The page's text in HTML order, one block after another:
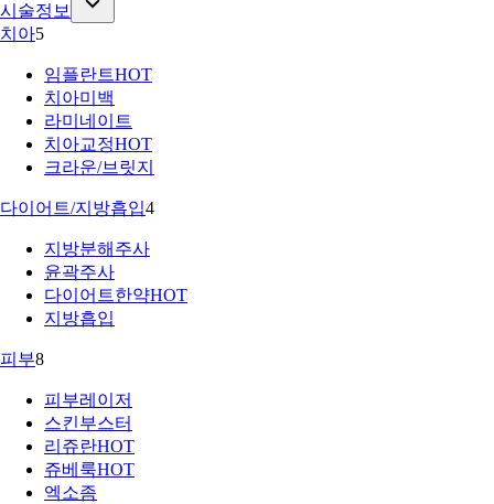
시술정보
치아5
임플란트HOT
치아미백
라미네이트
치아교정HOT
크라운/브릿지
다이어트/지방흡입4
지방분해주사
윤곽주사
다이어트한약HOT
지방흡입
피부8
피부레이저
스킨부스터
리쥬란HOT
쥬베룩HOT
엑소좀